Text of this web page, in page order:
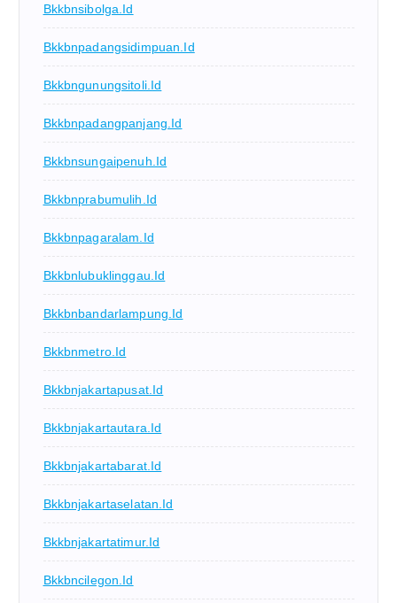
Bkkbnsibolga.id
Bkkbnpadangsidimpuan.id
Bkkbngunungsitoli.id
Bkkbnpadangpanjang.id
Bkkbnsungaipenuh.id
Bkkbnprabumulih.id
Bkkbnpagaralam.id
Bkkbnlubuklinggau.id
Bkkbnbandarlampung.id
Bkkbnmetro.id
Bkkbnjakartapusat.id
Bkkbnjakartautara.id
Bkkbnjakartabarat.id
Bkkbnjakartaselatan.id
Bkkbnjakartatimur.id
Bkkbncilegon.id